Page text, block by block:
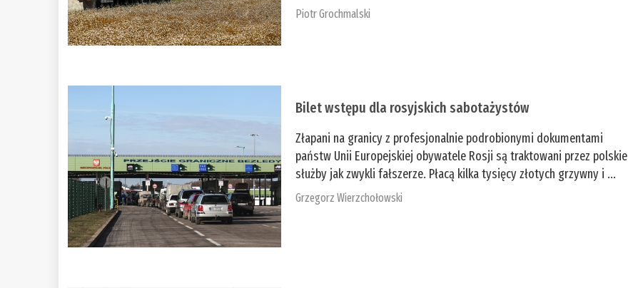
Piotr Grochmalski
Bilet wstępu dla rosyjskich sabotażystów
Złapani na granicy z profesjonalnie podrobionymi dokumentami
państw Unii Europejskiej obywatele Rosji są traktowani przez polskie
służby jak zwykli fałszerze. Płacą kilka tysięcy złotych grzywny i ...
Grzegorz Wierzchołowski